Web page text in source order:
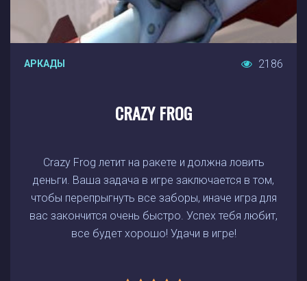
АРКАДЫ 2186
CRAZY FROG
Crazy Frog летит на ракете и должна ловить
деньги. Ваша задача в игре заключается в том,
чтобы перепрыгнуть все заборы, иначе игра для
вас закончится очень быстро. Успех тебя любит,
все будет хорошо! Удачи в игре!